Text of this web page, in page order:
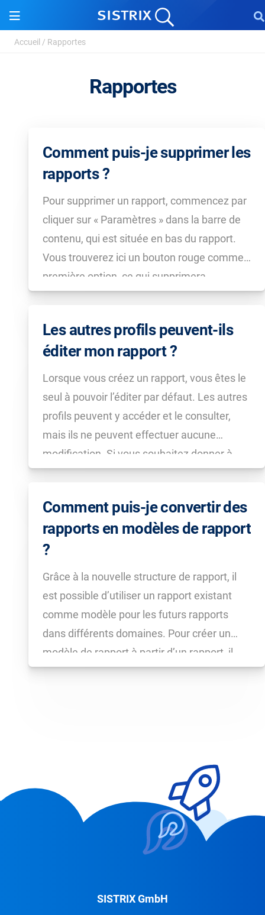
Accueil / Rapportes
Rapportes
Comment puis-je supprimer les
rapports ?
Pour supprimer un rapport, commencez par
cliquer sur « Paramètres » dans la barre de
contenu, qui est située en bas du rapport.
Vous trouverez ici un bouton rouge comme
première option, ce qui supprimera
complètement le rapport. Veuillez noter que
récupérés.
Les autres profils peuvent-ils
éditer mon rapport ?
Lorsque vous créez un rapport, vous êtes le
seul à pouvoir l’éditer par défaut. Les autres
profils peuvent y accéder et le consulter,
mais ils ne peuvent effectuer aucune
modification. Si vous souhaitez donner à
d’autres profils la possibilité d’éditer un
dans les Paramètres […]
Comment puis-je convertir des
rapports en modèles de rapport
?
Grâce à la nouvelle structure de rapport, il
est possible d’utiliser un rapport existant
comme modèle pour les futurs rapports
dans différents domaines. Pour créer un
modèle de rapport à partir d’un rapport, il
vous suffit de créer le rapport de votre choix
SISTRIX GmbH